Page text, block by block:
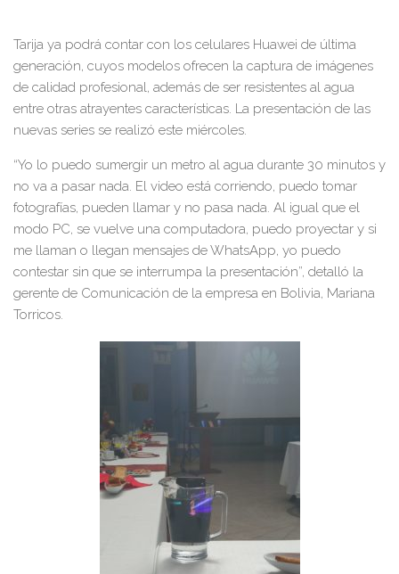
Tarija ya podrá contar con los celulares Huawei de última
generación, cuyos modelos ofrecen la captura de imágenes
de calidad profesional, además de ser resistentes al agua
entre otras atrayentes características. La presentación de las
nuevas series se realizó este miércoles.
“Yo lo puedo sumergir un metro al agua durante 30 minutos y
no va a pasar nada. El video está corriendo, puedo tomar
fotografías, pueden llamar y no pasa nada. Al igual que el
modo PC, se vuelve una computadora, puedo proyectar y si
me llaman o llegan mensajes de WhatsApp, yo puedo
contestar sin que se interrumpa la presentación”, detalló la
gerente de Comunicación de la empresa en Bolivia, Mariana
Torricos.